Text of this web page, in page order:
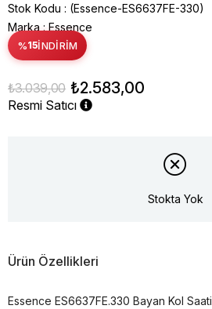
Stok Kodu
(Essence-ES6637FE-330)
Marka : Essence
%15İNDIRIM
₺3.039,00 ₺2.583,00
Resmi Satıcı
Stokta Yok
Ürün Özellikleri
Essence ES6637FE.330 Bayan Kol Saati